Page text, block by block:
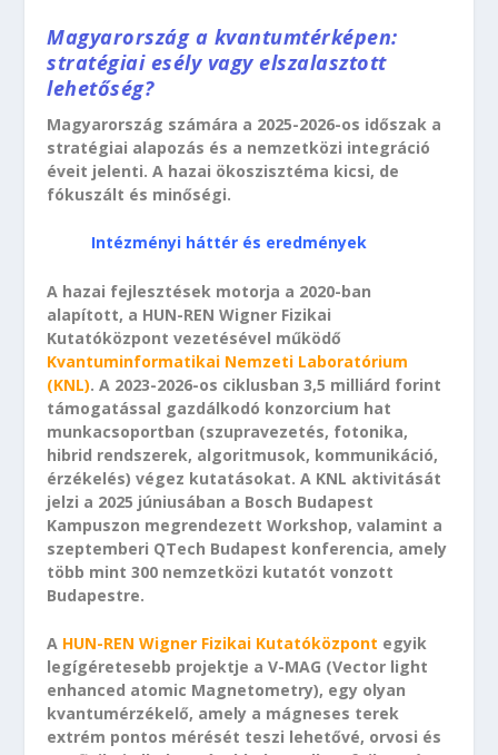
Magyarország a kvantumtérképen:
stratégiai esély vagy elszalasztott
lehetőség?
Magyarország számára a 2025-2026-os időszak a
stratégiai alapozás és a nemzetközi integráció
éveit jelenti. A hazai ökoszisztéma kicsi, de
fókuszált és minőségi.
Intézményi háttér és eredmények
A hazai fejlesztések motorja a 2020-ban
alapított, a HUN-REN Wigner Fizikai
Kutatóközpont vezetésével működő
Kvantuminformatikai Nemzeti Laboratórium
(KNL). A 2023-2026-os ciklusban 3,5 milliárd forint
támogatással gazdálkodó konzorcium hat
munkacsoportban (szupravezetés, fotonika,
hibrid rendszerek, algoritmusok, kommunikáció,
érzékelés) végez kutatásokat. A KNL aktivitását
jelzi a 2025 júniusában a Bosch Budapest
Kampuszon megrendezett Workshop, valamint a
szeptemberi QTech Budapest konferencia, amely
több mint 300 nemzetközi kutatót vonzott
Budapestre.
A HUN-REN Wigner Fizikai Kutatóközpont egyik
legígéretesebb projektje a V-MAG (Vector light
enhanced atomic Magnetometry), egy olyan
kvantumérzékelő, amely a mágneses terek
extrém pontos mérését teszi lehetővé, orvosi és